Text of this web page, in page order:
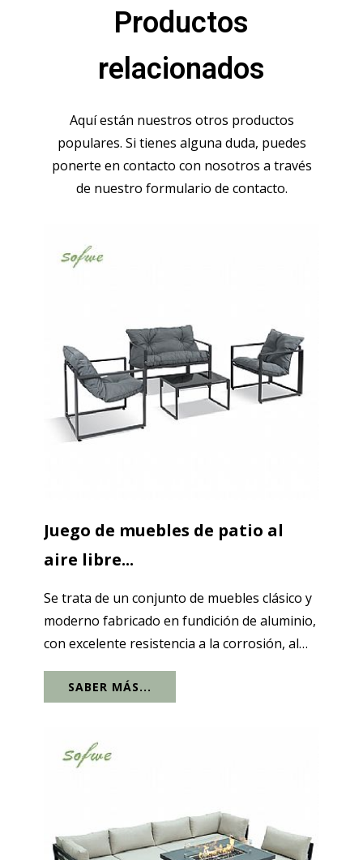
Productos
relacionados
Aquí están nuestros otros productos
populares. Si tienes alguna duda, puedes
ponerte en contacto con nosotros a través
de nuestro formulario de contacto.
Juego de muebles de patio al
aire libre...
Se trata de un conjunto de muebles clásico y
moderno fabricado en fundición de aluminio,
con excelente resistencia a la corrosión, al
las inclemencias del tiempo y no se verá muy
SABER MÁS...